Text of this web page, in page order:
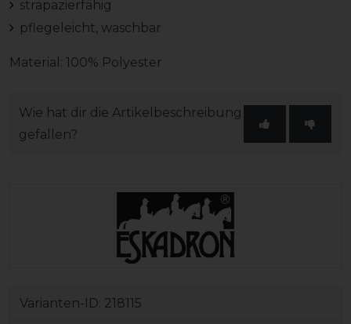
strapazierfähig
pflegeleicht, waschbar
Material: 100% Polyester
Wie hat dir die Artikelbeschreibung
gefallen?
Varianten-ID: 218115